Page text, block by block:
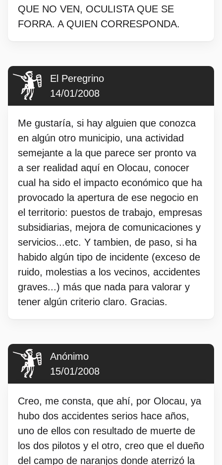
QUE NO VEN, OCULISTA QUE SE
FORRA. A QUIEN CORRESPONDA.
El Peregrino
14/01/2008
Me gustaría, si hay alguien que conozca
en algún otro municipio, una actividad
semejante a la que parece ser pronto va
a ser realidad aquí en Olocau, conocer
cual ha sido el impacto económico que ha
provocado la apertura de ese negocio en
el territorio: puestos de trabajo, empresas
subsidiarias, mejora de comunicaciones y
servicios...etc. Y tambien, de paso, si ha
habido algún tipo de incidente (exceso de
ruido, molestias a los vecinos, accidentes
graves...) más que nada para valorar y
tener algún criterio claro. Gracias.
Anónimo
15/01/2008
Creo, me consta, que ahí, por Olocau, ya
hubo dos accidentes serios hace años,
uno de ellos con resultado de muerte de
los dos pilotos y el otro, creo que el dueño
del campo de naranjos donde aterrizó la